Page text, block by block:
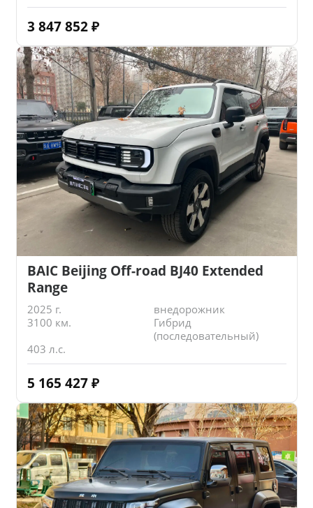
3 847 852 ₽
BAIC Beijing Off-road BJ40 Extended
Range
2025 г.
внедорожник
3100 км.
Гибрид
(последовательный)
403 л.с.
5 165 427 ₽